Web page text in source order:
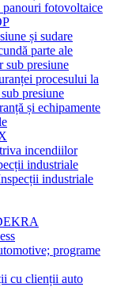
fotovoltaice
și sudare
parte ale
sub presiune
procesului la
presiune
și echipamente
incendiilor
industriale
industriale
programe
cu clienții auto